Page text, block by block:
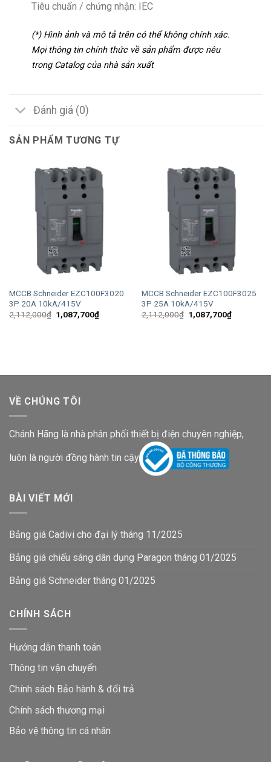
Tiêu chuẩn / chứng nhận: IEC
(*) Hình ảnh và mô tả trên có thể không chính xác.
Mọi thông tin chính thức về sản phẩm được nêu
trong Catalog của nhà sản xuất
Đánh giá (0)
SẢN PHẨM TƯƠNG TỰ
MCCB Schneider EZC100F3020
3P 20A 10kA/415V
2,112,000₫ Giá
gốc
1,087,700₫Giá
hiện
MCCB Schneider EZC100F3025
3P 25A 10kA/415V
2,112,000₫ Giá
gốc
1,087,700₫Giá
hiện
VỀ CHÚNG TÔI
Chánh Hãng là nhà phân phối thiết bị điện chuyên nghiệp,
luôn là người đồng hành tin cậy
BÀI VIẾT MỚI
Bảng giá Cadivi cho đại lý tháng 11/2025
Bảng giá chiếu sáng dân dụng Paragon tháng 01/2025
Bảng giá Schneider tháng 01/2025
CHÍNH SÁCH
Hướng dẫn thanh toán
Thông tin vận chuyển
Chính sách Bảo hành & đổi trả
Chính sách thương mại
Bảo vệ thông tin cá nhân